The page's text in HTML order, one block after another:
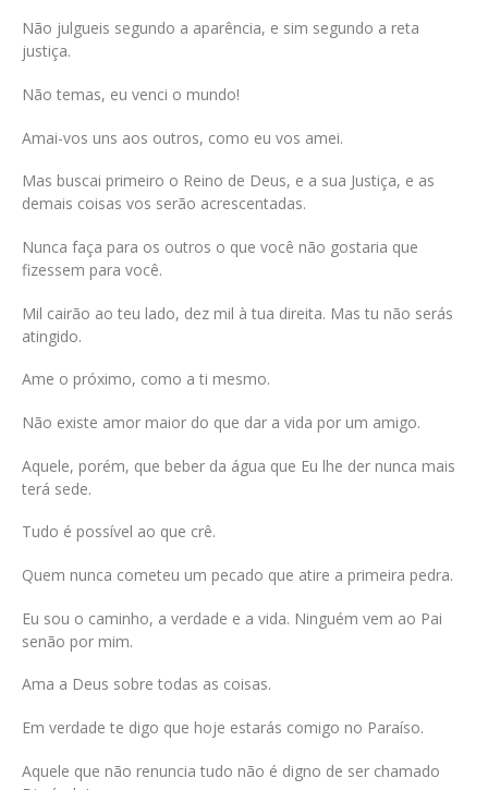
Não julgueis segundo a aparência, e sim segundo a reta
justiça.
Não temas, eu venci o mundo!
Amai-vos uns aos outros, como eu vos amei.
Mas buscai primeiro o Reino de Deus, e a sua Justiça, e as
demais coisas vos serão acrescentadas.
Nunca faça para os outros o que você não gostaria que
fizessem para você.
Mil cairão ao teu lado, dez mil à tua direita. Mas tu não serás
atingido.
Ame o próximo, como a ti mesmo.
Não existe amor maior do que dar a vida por um amigo.
Aquele, porém, que beber da água que Eu lhe der nunca mais
terá sede.
Tudo é possível ao que crê.
Quem nunca cometeu um pecado que atire a primeira pedra.
Eu sou o caminho, a verdade e a vida. Ninguém vem ao Pai
senão por mim.
Ama a Deus sobre todas as coisas.
Em verdade te digo que hoje estarás comigo no Paraíso.
Aquele que não renuncia tudo não é digno de ser chamado